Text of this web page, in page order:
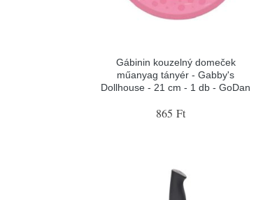
Gábinin kouzelný domeček
műanyag tányér - Gabby's
Dollhouse - 21 cm - 1 db - GoDan
865 Ft